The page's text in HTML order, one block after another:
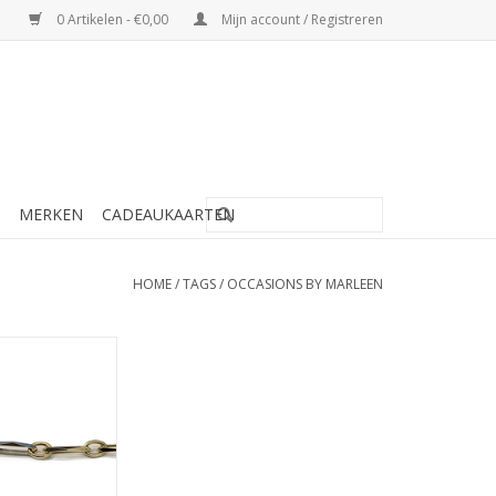
0 Artikelen - €0,00 Mijn account / Registreren
MERKEN CADEAUKAARTEN
HOME/TAGS/ OCCASIONS BY MARLEEN
- Gouden
WINKELWAGEN